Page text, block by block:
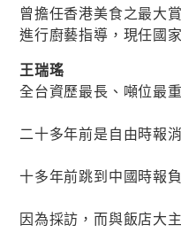
曾擔任香港美食之最大
進行廚藝指導，現任國
王瑞瑤
全台資歷最長、噸位最
二十多年前是自由時報
十多年前跳到中國時報
因為採訪，而與飯店大